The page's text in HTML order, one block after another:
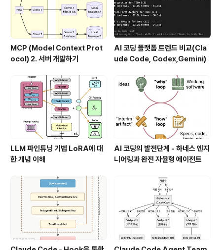
MCP (Model Context Prot
ocol) 2. 서버 개발하기
AI 코딩 플랫폼 트렌드 비교(Cla
ude Code, Codex,Gemini)
LLM 파인튜닝 기법 LoRA에 대
한 개념 이해
AI 코딩의 발전단계 - 하네스 엔지
니어링과 완전 자율형 에이전트